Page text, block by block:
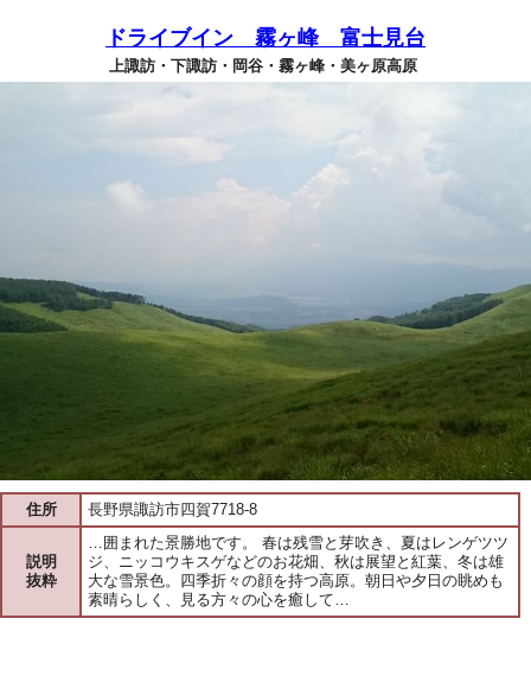
ドライブイン 霧ヶ峰 富士見台
上諏訪・下諏訪・岡谷・霧ヶ峰・美ヶ原高原
住所 長野県諏訪市四賀7718-8
説明
抜粋
…囲まれた景勝地です。 春は残雪と芽吹き、夏はレンゲツツ
ジ、ニッコウキスゲなどのお花畑、秋は展望と紅葉、冬は雄
大な雪景色。四季折々の顔を持つ高原。朝日や夕日の眺めも
素晴らしく、見る方々の心を癒して…